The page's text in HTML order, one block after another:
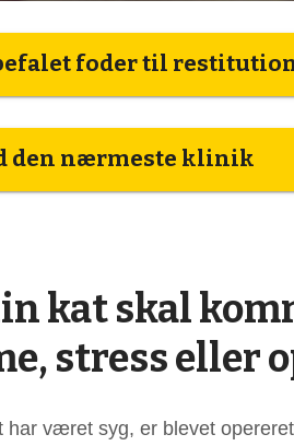
foder til
den nærmeste klinik
kat skal
stress eller
har været syg, er blevet